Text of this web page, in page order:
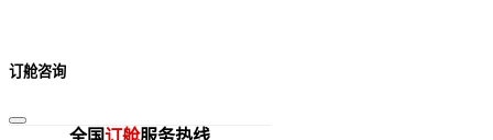
订舱咨询